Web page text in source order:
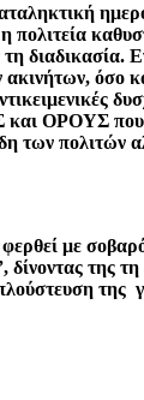
πολιτεία
τη
όσο
ΟΡΟΥΣ
των πολιτών
με
της